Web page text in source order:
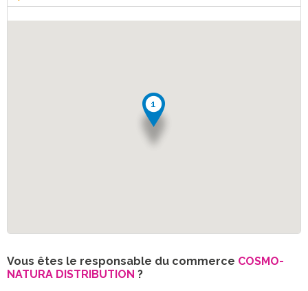
Vous êtes le responsable du commerce COSMO-
NATURA DISTRIBUTION ?